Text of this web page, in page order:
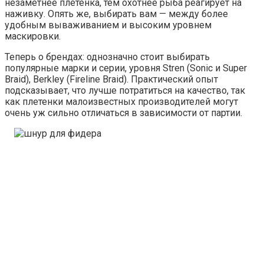
незаметнее плетенка, тем охотнее рыба реагирует на
наживку. Опять же, выбирать вам — между более
удобным вываживанием и высоким уровнем
маскировки.
Теперь о брендах: однозначно стоит выбирать
популярные марки и серии, уровня Stren (Sonic и Super
Braid), Berkley (Fireline Braid). Практический опыт
подсказывает, что лучше потратиться на качество, так
как плетенки малоизвестных производителей могут
очень уж сильно отличаться в зависимости от партии.